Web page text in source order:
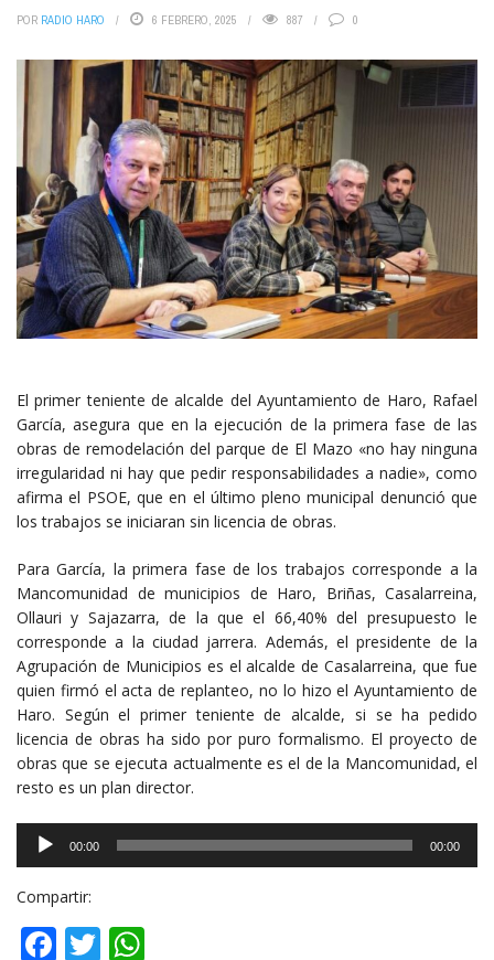
POR RADIO HARO 6 FEBRERO, 2025 887 0
El primer teniente de alcalde del Ayuntamiento de Haro, Rafael
García, asegura que en la ejecución de la primera fase de las
obras de remodelación del parque de El Mazo «no hay ninguna
irregularidad ni hay que pedir responsabilidades a nadie», como
afirma el PSOE, que en el último pleno municipal denunció que
los trabajos se iniciaran sin licencia de obras.
Para García, la primera fase de los trabajos corresponde a la
Mancomunidad de municipios de Haro, Briñas, Casalarreina,
Ollauri y Sajazarra, de la que el 66,40% del presupuesto le
corresponde a la ciudad jarrera. Además, el presidente de la
Agrupación de Municipios es el alcalde de Casalarreina, que fue
quien firmó el acta de replanteo, no lo hizo el Ayuntamiento de
Haro. Según el primer teniente de alcalde, si se ha pedido
licencia de obras ha sido por puro formalismo. El proyecto de
obras que se ejecuta actualmente es el de la Mancomunidad, el
resto es un plan director.
Reproductor
00:00 00:00
Compartir:
Facebook
Twitter